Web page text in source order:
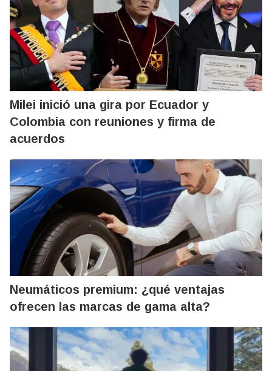
Milei inició una gira por Ecuador y
Colombia con reuniones y firma de
acuerdos
Neumáticos premium: ¿qué ventajas
ofrecen las marcas de gama alta?